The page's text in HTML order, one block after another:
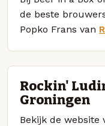
de beste
Popko Frans van
Rockin'
Groningen
Bekijk de website